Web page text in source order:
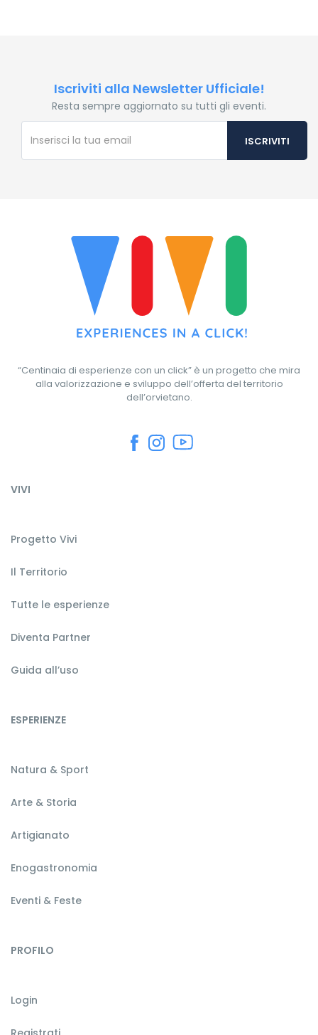
Iscriviti alla Newsletter Ufficiale!
Resta sempre aggiornato su tutti gli eventi.
“Centinaia di esperienze con un click” è un progetto che mira
alla valorizzazione e sviluppo dell’offerta del territorio
dell’orvietano.
VIVI
Progetto Vivi
Il Territorio
Tutte le esperienze
Diventa Partner
Guida all’uso
ESPERIENZE
Natura & Sport
Arte & Storia
Artigianato
Enogastronomia
Eventi & Feste
PROFILO
Login